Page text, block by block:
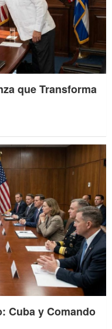
que Transforma
Cuba y Comando